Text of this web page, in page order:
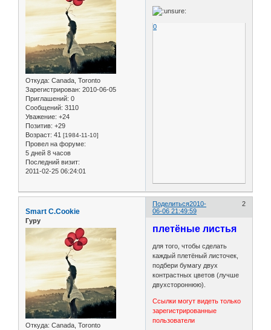
Откуда: Canada, Toronto
Зарегистрирован: 2010-06-05
Приглашений: 0
Сообщений: 3110
Уважение: +24
Позитив: +29
Возраст: 41 [1984-11-10]
Провел на форуме:
5 дней 8 часов
Последний визит:
2011-02-25 06:24:01
0
Поделиться 2
2010-
06-06 21:49:59
Smart C.Cookie
Гуру
Откуда: Canada, Toronto
плетёные листья
для того, чтобы сделать
каждый плетёный листочек,
подбери бумагу двух
контрастных цветов (лучше
двухстороннюю).
Ссылки могут видеть только
зарегистрированные
пользователи